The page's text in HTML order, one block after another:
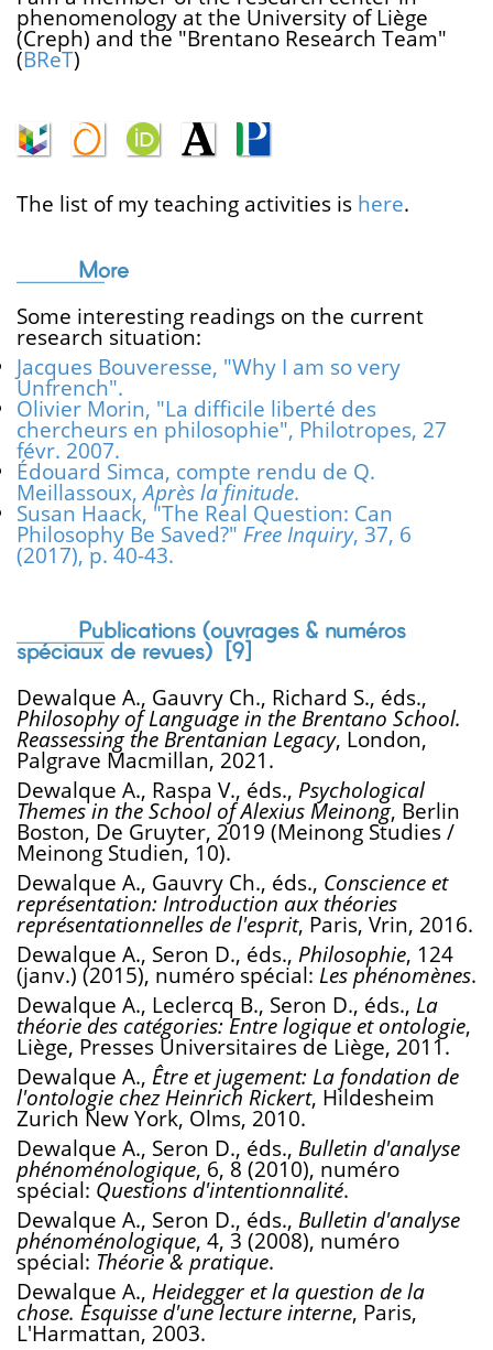
phenomenology at the University of Liège
(Creph) and the "Brentano Research Team"
(BReT)
The list of my teaching activities is here.
More
Some interesting readings on the current
research situation:
Jacques Bouveresse, "Why I am so very
Unfrench".
Olivier Morin, "La difficile liberté des
chercheurs en philosophie", Philotropes, 27
févr. 2007.
Édouard Simca, compte rendu de Q.
Meillassoux,Après la finitude.
Susan Haack, "The Real Question: Can
Philosophy Be Saved?" Free Inquiry, 37, 6
(2017), p. 40-43.
Publications (ouvrages & numéros
spéciaux de revues) [9]
Dewalque A., Gauvry Ch., Richard S., éds.,
Philosophy of Language in the Brentano School.
Reassessing the Brentanian Legacy, London,
Palgrave Macmillan, 2021.
Dewalque A., Raspa V., éds., Psychological
Themes in the School of Alexius Meinong, Berlin
Boston, De Gruyter, 2019 (Meinong Studies /
Meinong Studien, 10).
Dewalque A., Gauvry Ch., éds., Conscience et
représentation: Introduction aux théories
représentationnelles de l'esprit, Paris, Vrin, 2016.
Dewalque A., Seron D., éds., Philosophie, 124
(janv.) (2015), numéro spécial: Les phénomènes.
Dewalque A., Leclercq B., Seron D., éds., La
théorie des catégories: Entre logique et ontologie,
Liège, Presses Universitaires de Liège, 2011.
Dewalque A., Être et jugement: La fondation de
l'ontologie chez Heinrich Rickert, Hildesheim
Zurich New York, Olms, 2010.
Dewalque A., Seron D., éds., Bulletin d'analyse
phénoménologique, 6, 8 (2010), numéro
spécial: Questions d'intentionnalité.
Dewalque A., Seron D., éds., Bulletin d'analyse
phénoménologique, 4, 3 (2008), numéro
spécial: Théorie & pratique.
Dewalque A., Heidegger et la question de la
chose. Esquisse d'une lecture interne, Paris,
L'Harmattan, 2003.